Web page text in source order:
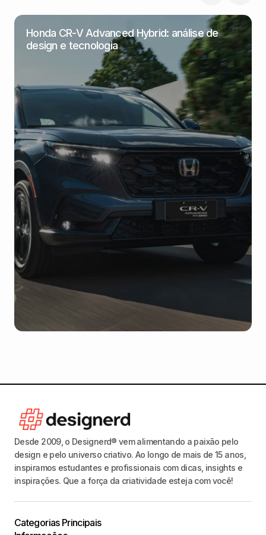
Honda CR-V Advanced Hybrid: análise de
design e tecnologia
Desde 2009, o Designerd® vem alimentando a paixão pelo
design e pelo universo criativo. Ao longo de mais de 15 anos,
inspiramos estudantes e profissionais com dicas, insights e
inspirações. Que a força da criatividade esteja com você!
Categorias Principais